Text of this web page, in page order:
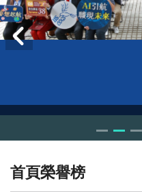
首頁榮譽榜